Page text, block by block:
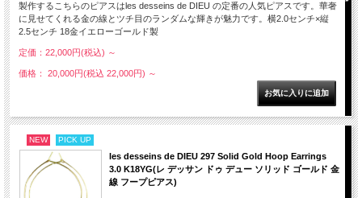
製作するこちらのピアスはles desseins de DIEU の定番の人気ピアスです。華奢
に見せてくれる金の線とツチ目のランダムな輝きが魅力です。横2.0センチ×縦
2.5センチ 18金イエローゴールド製
定価：22,000円(税込) ～
価格： 20,000円(税込 22,000円) ～
NEW PICK UP
les desseins de DIEU 297 Solid Gold Hoop Earrings
3.0 K18YG(レ デッサン ドゥ デュー ソリッド ゴールド 金
線 フープピアス)